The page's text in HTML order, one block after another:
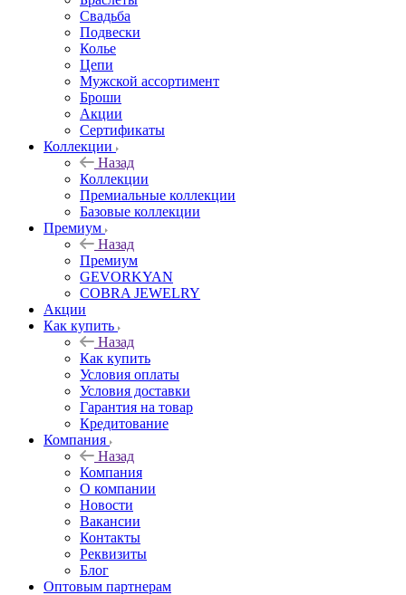
Свадьба
Подвески
Колье
Цепи
Мужской ассортимент
Броши
Акции
Сертификаты
Коллекции
Назад
Коллекции
Премиальные коллекции
Базовые коллекции
Премиум
Назад
Премиум
GEVORKYAN
COBRA JEWELRY
Акции
Как купить
Назад
Как купить
Условия оплаты
Условия доставки
Гарантия на товар
Кредитование
Компания
Назад
Компания
О компании
Новости
Вакансии
Контакты
Реквизиты
Блог
Оптовым партнерам